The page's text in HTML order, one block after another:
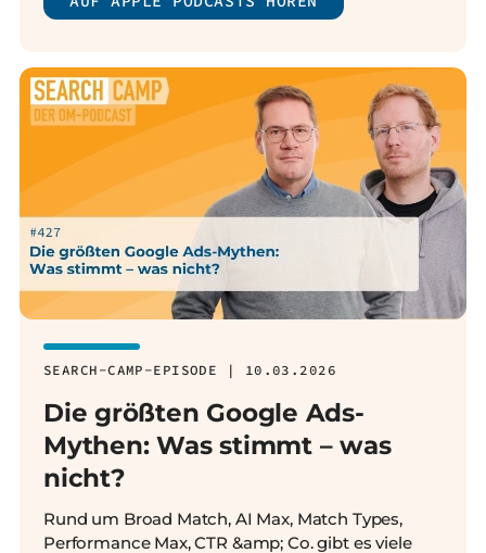
SEARCH-CAMP-EPISODE | 10.03.2026
Die größten Google Ads-
Mythen: Was stimmt – was
nicht?
Rund um Broad Match, AI Max, Match Types,
Performance Max, CTR &amp; Co. gibt es viele